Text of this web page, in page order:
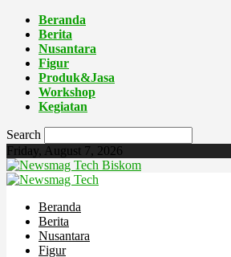
Beranda
Berita
Nusantara
Figur
Produk&Jasa
Workshop
Kegiatan
Search
Friday, August 7, 2026
Biskom
Beranda
Berita
Nusantara
Figur